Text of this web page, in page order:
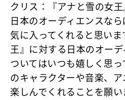
クリス ：『アナと雪の女
日本のオーディエンスな
気に入ってくれると思い
王』に対する日本のオー
ついてはいつも嬉しく思
のキャラクターや音楽、
楽しんでくれることを願い